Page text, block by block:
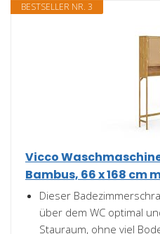
BESTSELLER NR. 3
Vicco
Bambus, 66 x 168 cm
Dieser
über dem WC optimal
Stauraum, ohne viel